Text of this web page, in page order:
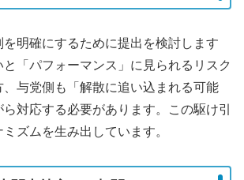
明確にするために提出を検討します
「パフォーマンス」に見られるリスク
、与党側も「解散に追い込まれる可能
対応する必要があります。この駆け引
ズムを生み出しています。